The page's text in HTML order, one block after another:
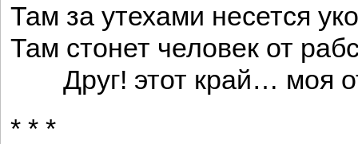
Там за утехами несется
Там стонет человек от
Друг! этот край… моя
* * *